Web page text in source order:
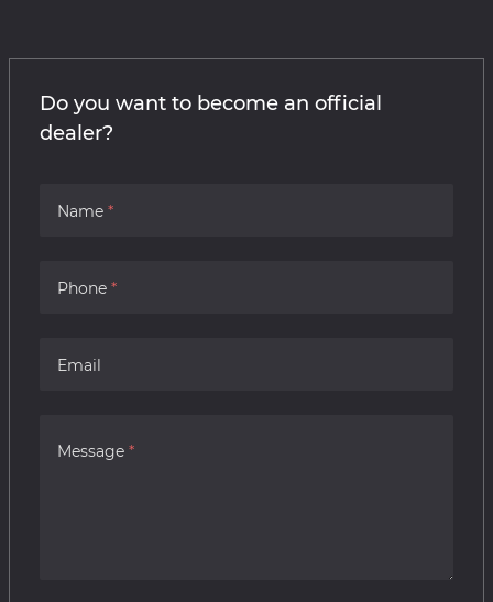
Do you want to become an official
dealer?
Name
Phone
Email
Message